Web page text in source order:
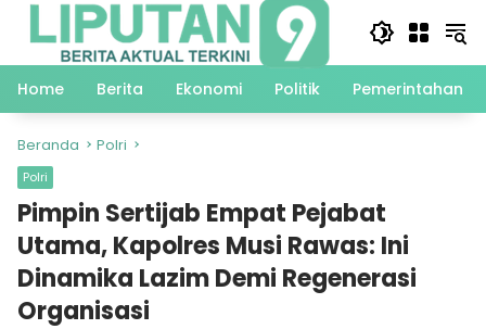
Langsung
Home
Berita Ekonomi Politik Pemerintahan
Beranda Polri
Polri
Pimpin Sertijab Empat Pejabat
Utama, Kapolres Musi Rawas: Ini
Dinamika Lazim Demi Regenerasi
Organisasi